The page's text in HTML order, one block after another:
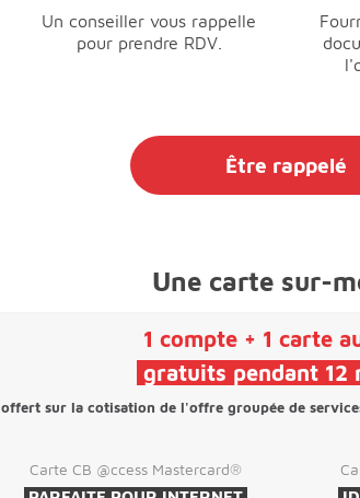
Un conseiller vous rappelle
pour prendre RDV.
Être rappelé
Une carte sur-
1 compte + 1 carte
gratuits pendant 12
offert sur la cotisation de l'offre groupée de
Carte CB @ccess Mastercard®